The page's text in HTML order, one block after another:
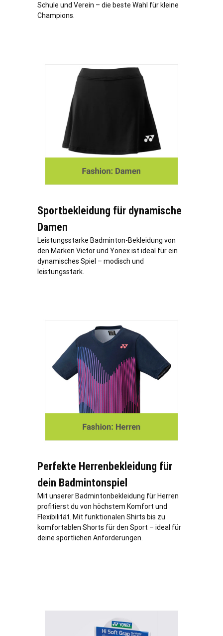
Schule und Verein – die beste Wahl für kleine
Champions.
Sportbekleidung für dynamische
Damen
Leistungsstarke Badminton-Bekleidung von
den Marken Victor und Yonex ist ideal für ein
dynamisches Spiel – modisch und
leistungsstark.
Perfekte Herrenbekleidung für
dein Badmintonspiel
Mit unserer Badmintonbekleidung für Herren
profitierst du von höchstem Komfort und
Flexibilität. Mit funktionalen Shirts bis zu
komfortablen Shorts für den Sport – ideal für
deine sportlichen Anforderungen.